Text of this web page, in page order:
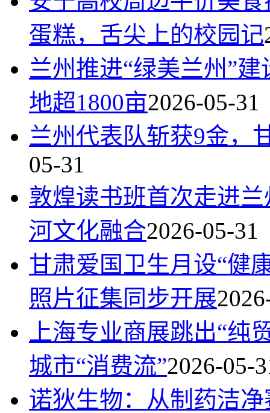
蛋糕，舌尖上的校园记
兰州推进“绿美兰州”
地超1800亩2026-05-31
兰州代表队斩获9金，
05-31
敦煌读书班首次走进
河文化融合2026-05-31
甘肃爱国卫生月设“健
照片征集同步开展
上海专业商展跳出“纯
城市“消费流”2026-05-
诺狄生物：从制药洁